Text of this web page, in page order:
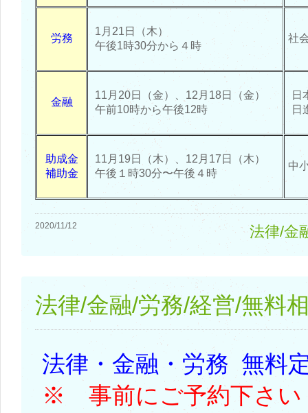
労務
1月21日（木）
午後1時30分から４時
社
金融
11月20日（金）、12月18日（金）
午前10時から午後12時
日
日
助成金
補助金
11月19日（木）、12月17日（木）
午後１時30分〜午後４時
中
2020/11/12 法律/金
法律/金融/労務/経営/無料
法律・金融・労務 無
※ 事前にご予約下さい